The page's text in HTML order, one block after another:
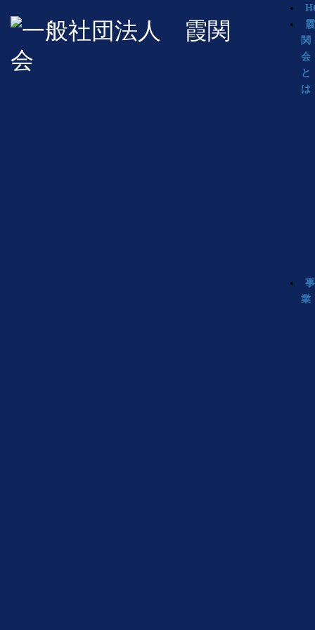
霞
関
会
と
は
事
業